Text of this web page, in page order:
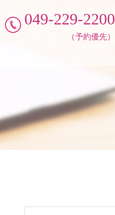
049-229-2200
（予約優先）